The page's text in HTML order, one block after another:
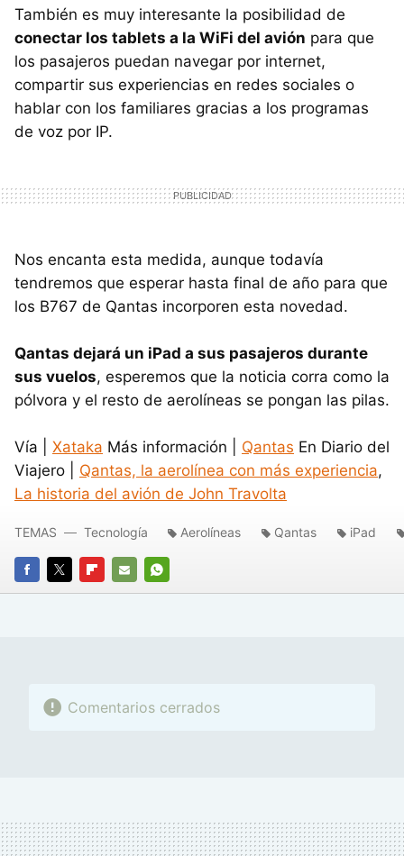
También es muy interesante la posibilidad de
conectar los tablets a la WiFi del avión para que
los pasajeros puedan navegar por internet,
compartir sus experiencias en redes sociales o
hablar con los familiares gracias a los programas
de voz por IP.
Nos encanta esta medida, aunque todavía
tendremos que esperar hasta final de año para que
los B767 de Qantas incorporen esta novedad.
Qantas dejará un iPad a sus pasajeros durante
sus vuelos, esperemos que la noticia corra como la
pólvora y el resto de aerolíneas se pongan las pilas.
Vía | Xataka Más información | Qantas En Diario del
Viajero | Qantas, la aerolínea con más experiencia,
La historia del avión de John Travolta
FACEBOOK
TWITTERFLIPBOARD
E-
WHATSAPP
TEMAS Tecnología Aerolíneas Qantas iPad
Comentarios cerrados